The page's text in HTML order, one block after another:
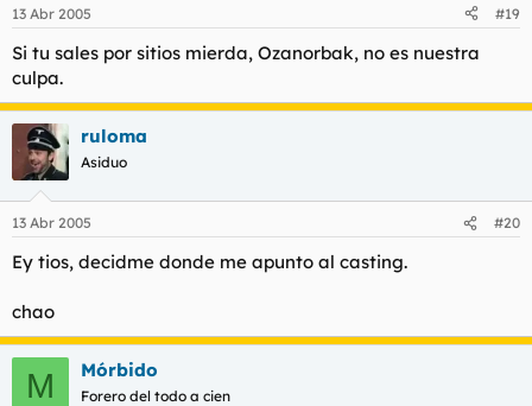
13 Abr 2005 #19
Si tu sales por sitios mierda, Ozanorbak, no es nuestra
culpa.
ruloma
Asiduo
13 Abr 2005 #20
Ey tios, decidme donde me apunto al casting.
chao
M Mórbido
Forero del todo a cien